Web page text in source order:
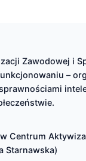
Zawodowej i
–
Centrum
Starnawska)